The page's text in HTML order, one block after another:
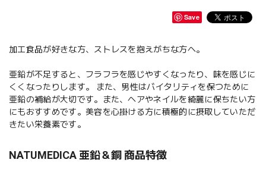
Save
加工食品が好きな方、ストレスを抱えがちな方へ。
亜鉛が不足すると、フラフラを感じやすくなったり、味を感じに
くくなったりします。 また、男性はバイタリティを保つために
亜鉛の補給が大切です。また、ヘアやネイルを綺麗に保ちたい方
にもおすすめです。美容を心掛ける方に積極的に摂取していただ
きたい栄養素です。
NATUMEDICA 亜鉛＆銅 商品特徴